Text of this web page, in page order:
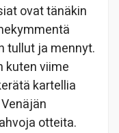
ovat tänäkin
tullut ja mennyt.
kuten viime
kartellia
otteita.